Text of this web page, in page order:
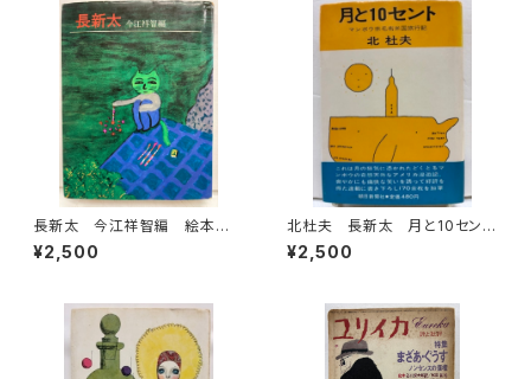
長新太 今江祥智編 絵本作
家文庫 1977年 すばる書房
文庫
¥2,500
北杜夫 長新太 月と10セン
ト 1971年 初版 帯 朝日
新聞社
¥2,500